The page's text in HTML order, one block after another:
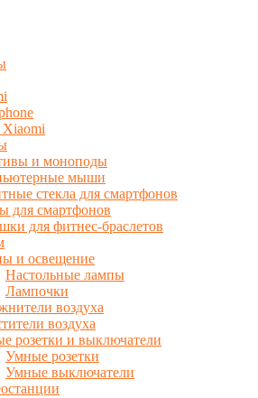
и моноподы
мыши
стекла для смартфонов
для смартфонов
для фитнес-браслетов
и освещение
Настольные лампы
Лампочки
воздуха
воздуха
розетки и выключатели
Умные розетки
Умные выключатели